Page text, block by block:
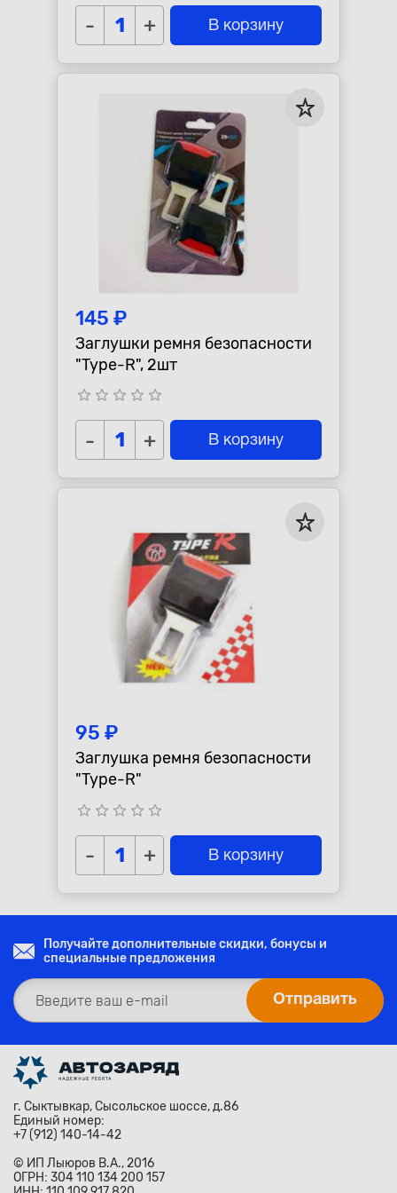
- + В корзину
145 ₽
Заглушки ремня безопасности
"Type-R", 2шт
star_border star_border star_border star_border star_border
- + В корзину
95 ₽
Заглушка ремня безопасности
"Type-R"
star_border star_border star_border star_border star_border
- + В корзину
Получайте дополнительные скидки, бонусы и
специальные предложения
г. Сыктывкар, Сысольское шоссе, д.86
Единый номер:
+7 (912) 140-14-42
© ИП Лыюров В.А., 2016
ОГРН: 304 110 134 200 157